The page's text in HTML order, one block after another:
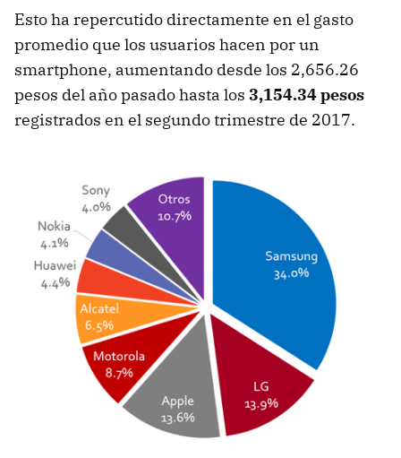
Esto ha repercutido directamente en el gasto
promedio que los usuarios hacen por un
smartphone, aumentando desde los 2,656.26
pesos del año pasado hasta los 3,154.34 pesos
registrados en el segundo trimestre de 2017.